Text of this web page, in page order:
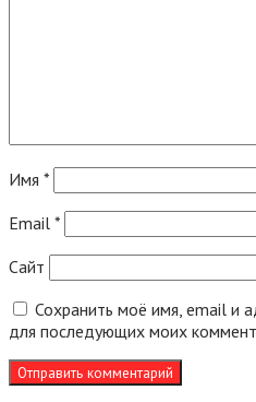
Имя *
Email *
Сайт
Сохранить моё имя, email и
для последующих моих